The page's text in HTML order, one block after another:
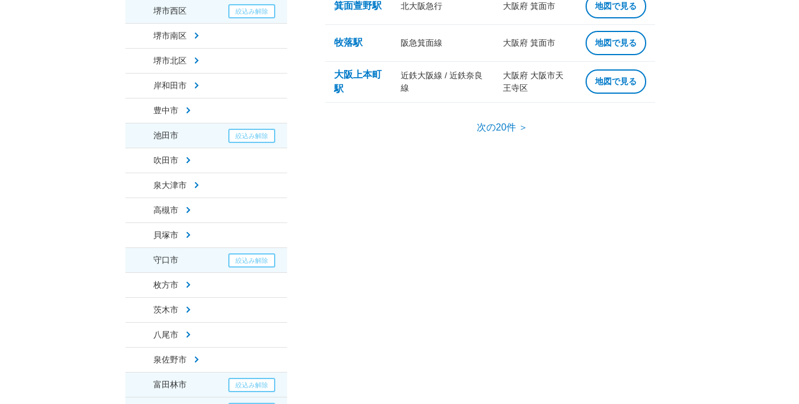
堺市西区
堺市南区
堺市北区
岸和田市
豊中市
池田市
吹田市
泉大津市
高槻市
貝塚市
守口市
枚方市
茨木市
八尾市
泉佐野市
富田林市
箕面萱野駅 北大阪急行 大阪府 箕面市 地図で見る
牧落駅 阪急箕面線 大阪府 箕面市 地図で見る
大阪上本町
駅
近鉄大阪線 / 近鉄奈良
線
大阪府 大阪市天
王寺区
地図で見る
次の20件 ＞